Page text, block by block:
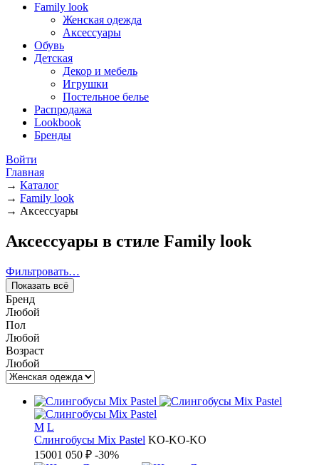
Family look
Женская одежда
Аксессуары
Обувь
Детская
Декор и мебель
Игрушки
Постельное белье
Распродажа
Lookbook
Бренды
Войти
Главная
→ Каталог
→ Family look
→ Аксессуары
Аксессуары в стиле Family look
Фильтровать…
Показать всё
Бренд
Любой
Пол
Любой
Возраст
Любой
M L
Слингобусы Mix Pastel KO-KO-KO
15001 050 ₽ -30%